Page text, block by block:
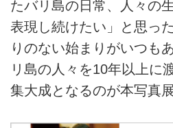
たバリ島の日常、人々の
表現し続けたい」と思っ
りのない始まりがいつも
リ島の人々を10年以上に
集大成となるのが本写真展